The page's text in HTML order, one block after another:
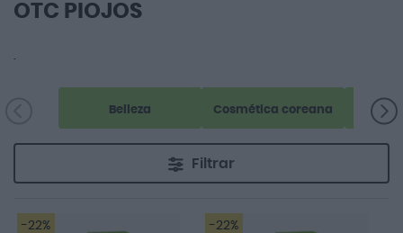
OTC PIOJOS
.
Belleza Cosmética coreana
Filtrar
-22% -22%